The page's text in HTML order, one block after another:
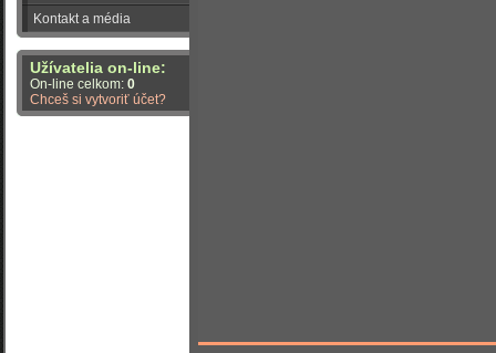
Kontakt a média
Užívatelia on-line:
On-line celkom: 0
Chceš si vytvoriť účet?